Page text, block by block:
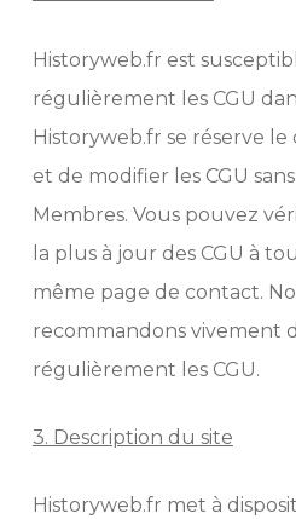
Historyweb.fr est
régulièrement les CGU
Historyweb.fr se réserve
et de modifier les CGU
Membres. Vous pouvez
la plus à jour des CGU à
même page de contact.
recommandons vivement
régulièrement les CGU.
3. Description du site
Historyweb.fr met à